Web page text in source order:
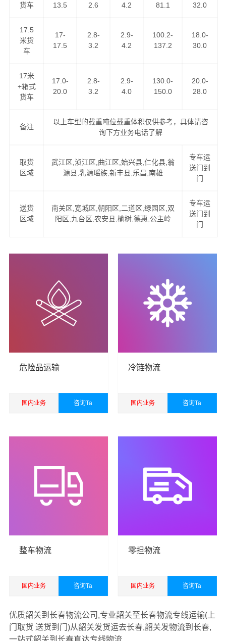
1、低价格、高服务：GPS卫星系统全程跟踪，全程保险，
全程高速。
2、高速往返，自由车辆运输，各种车型具备配送。
3、长期运营合作：汽车配件专业运输与配送。
4、同样运价比速度，同样速度比服务。做精品运输，创一
价格优惠，运货及时，欢迎来电咨询韶关至长春专线，港
邦物流公司
将为您全力以赴！
韶关到长春物流服务项目
1、提供一站式门到门韶关到长春物流服务（上门提货、家
具、古董、雕塑、艺术品、名贵字画等。
2、可上门看货，现场为客户提供准确报价，并提供运输方
之忧。
韶关货运公司成立于2016年，经营范围包括道路货物运
输，国际货物运输代理，仓储服务，装卸服务，搬运服
赁，办公文化用品，电子产品，五金交电，日用百货销
面向国内国际为您提供
韶关到长春货运专线，包括国内
路汽车运输、铁路火车运输、航空货运货运以及国际空
运、国际海运代理、电商货运仓储等一站式综合供应链货
货车
13.5
2.6
4.2
81.1
32.0
17.5
米货
车
17-
17.5
2.8-
3.2
2.9-
4.2
100.2-
137.2
18.0-
30.0
17米
+箱式
货车
17.0-
20.0
2.8-
3.2
2.9-
4.0
130.0-
150.0
20.0-
28.0
备注
以上车型的载重吨位载重体积仅供参考，具体请咨
询下方业务电话了解
取货
区域
武江区,浈江区,曲江区,始兴县,仁化县,翁
源县,乳源瑶族,新丰县,乐昌,南雄
专车运
送门到
门
送货
区域
南关区,宽城区,朝阳区,二道区,绿园区,双
阳区,九台区,农安县,榆树,德惠,公主岭
专车运
送门到
门
危险品运输
国内业务 咨询Ta
冷链物流
国内业务 咨询Ta
整车物流
国内业务 咨询Ta
零担物流
国内业务 咨询Ta
优质韶关到长春物流公司,专业韶关至长春物流专线运输(上
门取货 送货到门)从韶关发货运去长春,韶关发物流到长春,